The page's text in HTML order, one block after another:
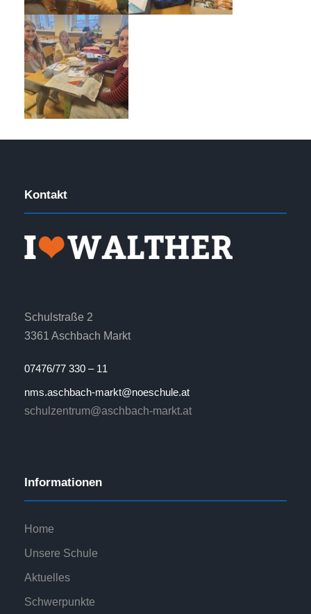
Kontakt
Schulstraße 2
3361 Aschbach Markt
07476/77 330 – 11
nms.aschbach-markt@noeschule.at
schulzentrum@aschbach-markt.at
Informationen
Home
Unsere Schule
Aktuelles
Schwerpunkte